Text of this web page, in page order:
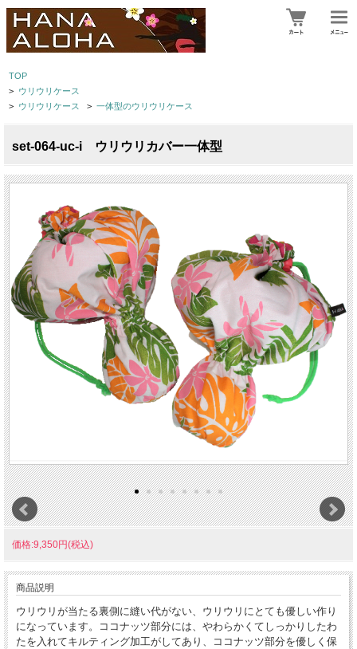
TOP
> ウリウリケース
> ウリウリケース > 一体型のウリウリケース
set-064-uc-i ウリウリカバー一体型
価格:9,350円(税込)
商品説明
ウリウリが当たる裏側に縫い代がない、ウリウリにとても優しい作り
になっています。ココナッツ部分には、やわらかくてしっかりしたわ
たを入れてキルティング加工がしてあり、ココナッツ部分を優しく保